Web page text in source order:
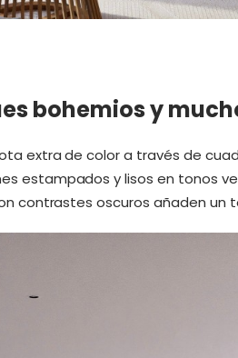
bohemios y
extra de color a través de
estampados y lisos en tonos
contrastes oscuros añaden un